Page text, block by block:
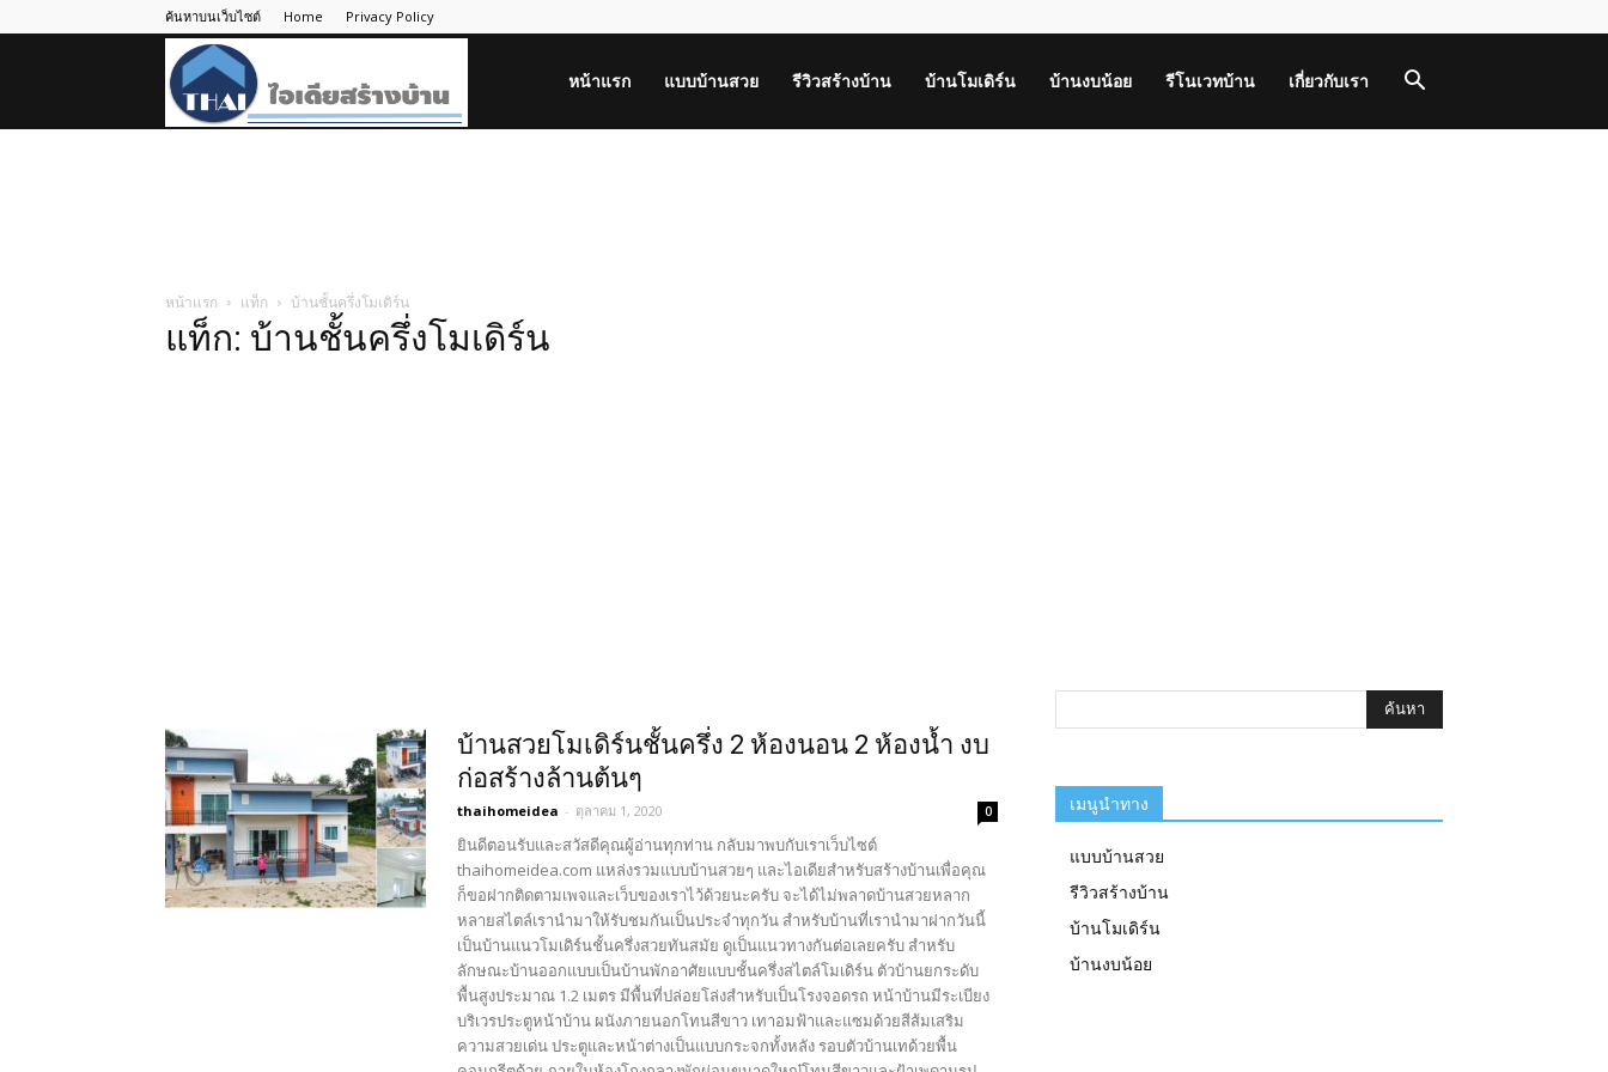
ค้นหาบนเว็บไซต์ Home Privacy Policy
หน้าแรก แบบบ้านสวย รีวิวสร้างบ้าน บ้านโมเดิร์น บ้านงบน้อย รีโนเวทบ้าน เกี่ยวกับเรา
หน้าแรก แท็ก บ้านชั้นครึ่งโมเดิร์น
แท็ก: บ้านชั้นครึ่งโมเดิร์น
บ้านสวยโมเดิร์นชั้นครึ่ง 2 ห้องนอน ​2 ห้องน้ำ งบ
ก่อสร้างล้านต้นๆ
thaihomeidea - ตุลาคม 1, 2020 0
ยินดีตอนรับและสวัสดีคุณผู้อ่านทุกท่าน กลับมาพบกับเราเว็บไซต์
thaihomeidea.com แหล่งรวมแบบบ้านสวยๆ และไอเดียสำหรับสร้างบ้านเพื่อคุณ
ก็ขอฝากติดตามเพจและเว็บของเราไว้ด้วยนะครับ จะได้ไม่พลาดบ้านสวยหลาก
หลายสไตล์เรานำมาให้รับชมกันเป็นประจำทุกวัน สำหรับบ้านที่เรานำมาฝากวันนี้
เป็นบ้านแนวโมเดิร์นชั้นครึ่งสวยทันสมัย ดูเป็นแนวทางกันต่อเลยครับ สำหรับ
ลักษณะบ้านออกแบบเป็นบ้านพักอาศัยแบบชั้นครึ่งสไตล์โมเดิร์น ตัวบ้านยกระดับ
พื้นสูงประมาณ 1.2 เมตร มีพื้นที่ปล่อยโล่งสำหรับเป็นโรงจอดรถ หน้าบ้านมีระเบียง
บริเวรประตูหน้าบ้าน ผนังภายนอกโทนสีขาว เทาอมฟ้าและแซมด้วยสีส้มเสริม
ความสวยเด่น ประตูและหน้าต่างเป็นแบบกระจกทั้งหลัง รอบตัวบ้านเทด้วยพื้น
เมนูนำทาง
แบบบ้านสวย
รีวิวสร้างบ้าน
บ้านโมเดิร์น
บ้านงบน้อย